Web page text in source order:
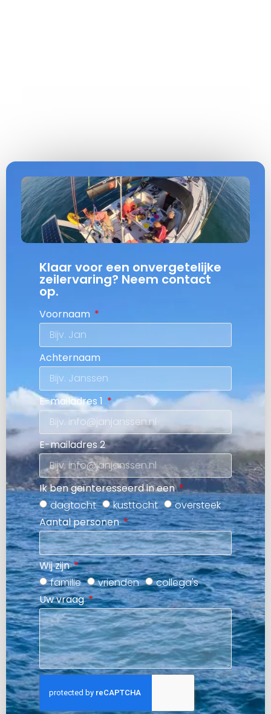
Klaar voor een onvergetelijke
zeilervaring? Neem contact
op.
Voornaam
Achternaam
E-mailadres 1
E-mailadres 2
Ik ben geïnteresseerd in een
dagtocht
kusttocht
oversteek
Aantal personen
Wij zijn
familie
vrienden
collega's
Uw vraag